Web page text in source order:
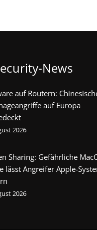
News
auf Routern:
auf Europa
2026
Sharing: Gefährliche
lässt Angreifer Apple-
2026